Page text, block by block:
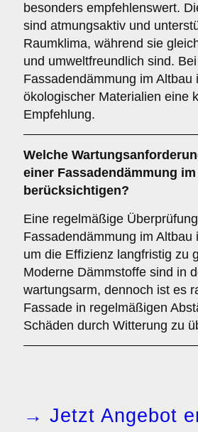
besonders empfehlenswert.
sind atmungsaktiv und
Raumklima, während sie
und umweltfreundlich sind.
Fassadendämmung im Altbau
ökologischer Materialien eine
Empfehlung.
Welche
einer Fassadendämmung
berücksichtigen?
Eine regelmäßige
Fassadendämmung im Altbau
um die Effizienz langfristig zu
Moderne Dämmstoffe sind in
wartungsarm, dennoch ist es
Fassade in regelmäßigen
Schäden durch Witterung zu
→ Jetzt Angebot